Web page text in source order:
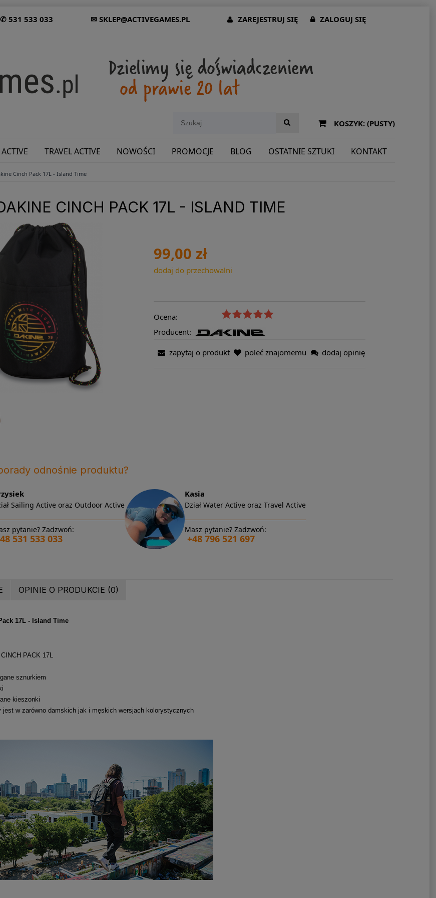
✆ 531 533 033 ✉ SKLEP@ACTIVEGAMES.PL ZAREJESTRUJ SIĘ ZALOGUJ SIĘ
KOSZYK: (PUSTY)
TRAVEL ACTIVE NOWOŚCI PROMOCJE BLOG OSTATNIE SZTUKI KONTAKT
SHOWROOM: ODWIEDŹ NAS NA ŚLĄSKU!
Cinch Pack 17L - Island Time
CINCH PACK 17L - ISLAND TIME
99,00 zł
dodaj do przechowalni
Ocena:
Producent:
zapytaj o produkt poleć znajomemu dodaj opinię
odnośnie produktu?
Sailing Active oraz Outdoor Active
pytanie? Zadzwoń:
531 533 033
Kasia
Dział Water Active oraz Travel Active
Masz pytanie? Zadzwoń:
+48 796 521 697
OPINIE O PRODUKCIE (0)
17L - Island Time
PACK 17L
sznurkiem
kieszonki
jest w zarówno damskich jak i męskich wersjach kolorystycznych